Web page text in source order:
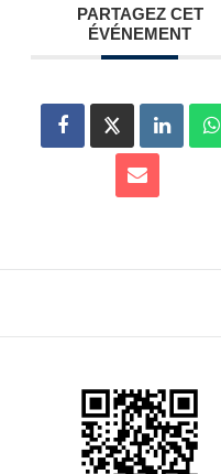
PARTAGEZ CET
ÉVÉNEMENT